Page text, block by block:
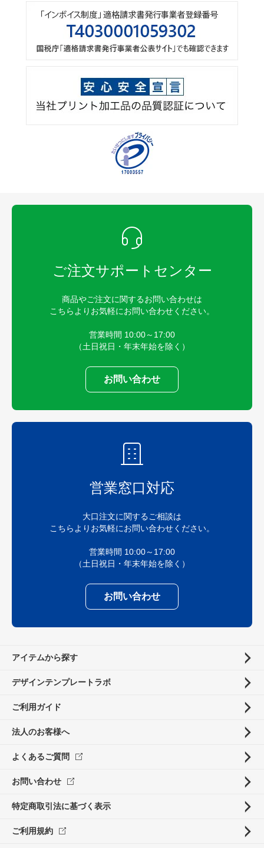
ご注文サポートセンター
商品やご注文に関するお問い合わせは
こちらよりお気軽にお問い合わせください。
営業時間 10:00～17:00
（土日祝日・年末年始を除く）
お問い合わせ
営業窓口対応
大口注文に関するご相談は
こちらよりお気軽にお問い合わせください。
営業時間 10:00～17:00
（土日祝日・年末年始を除く）
お問い合わせ
アイテムから探す
デザインテンプレートラボ
ご利用ガイド
法人のお客様へ
よくあるご質問
お問い合わせ
特定商取引法に基づく表示
ご利用規約